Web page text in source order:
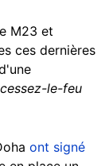
M23 et
ces dernières
cessez-le-feu
ont signé